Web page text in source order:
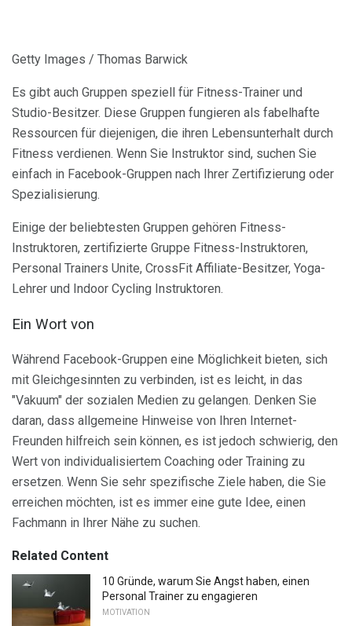
Getty Images / Thomas Barwick
Es gibt auch Gruppen speziell für Fitness-Trainer und
Studio-Besitzer. Diese Gruppen fungieren als fabelhafte
Ressourcen für diejenigen, die ihren Lebensunterhalt durch
Fitness verdienen. Wenn Sie Instruktor sind, suchen Sie
einfach in Facebook-Gruppen nach Ihrer Zertifizierung oder
Spezialisierung.
Einige der beliebtesten Gruppen gehören Fitness-
Instruktoren, zertifizierte Gruppe Fitness-Instruktoren,
Personal Trainers Unite, CrossFit Affiliate-Besitzer, Yoga-
Lehrer und Indoor Cycling Instruktoren.
Ein Wort von
Während Facebook-Gruppen eine Möglichkeit bieten, sich
mit Gleichgesinnten zu verbinden, ist es leicht, in das
"Vakuum" der sozialen Medien zu gelangen. Denken Sie
daran, dass allgemeine Hinweise von Ihren Internet-
Freunden hilfreich sein können, es ist jedoch schwierig, den
Wert von individualisiertem Coaching oder Training zu
ersetzen. Wenn Sie sehr spezifische Ziele haben, die Sie
erreichen möchten, ist es immer eine gute Idee, einen
Fachmann in Ihrer Nähe zu suchen.
Related Content
10 Gründe, warum Sie Angst haben, einen
Personal Trainer zu engagieren
MOTIVATION